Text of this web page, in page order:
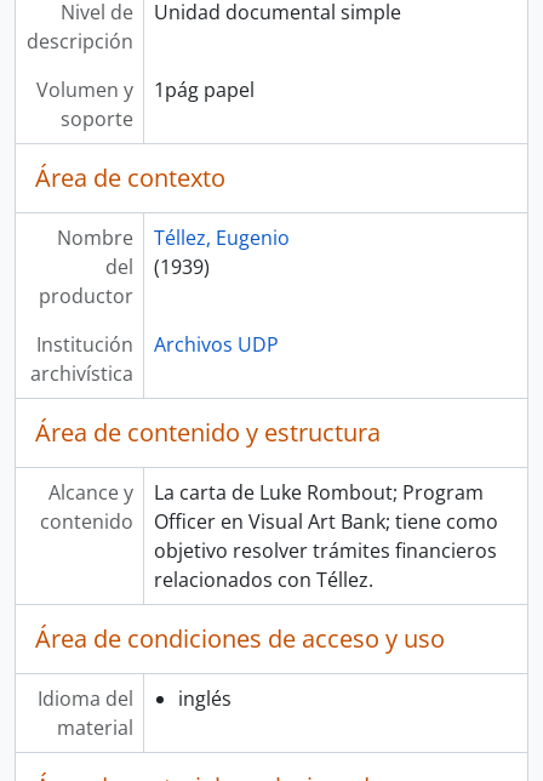
Nivel de
descripción
Unidad documental simple
Volumen y
soporte
1pág papel
Área de contexto
Nombre
del
productor
Téllez, Eugenio
(1939)
Institución
archivística
Archivos UDP
Área de contenido y estructura
Alcance y
contenido
La carta de Luke Rombout; Program
Officer en Visual Art Bank; tiene como
objetivo resolver trámites financieros
relacionados con Téllez.
Área de condiciones de acceso y uso
Idioma del
material
inglés